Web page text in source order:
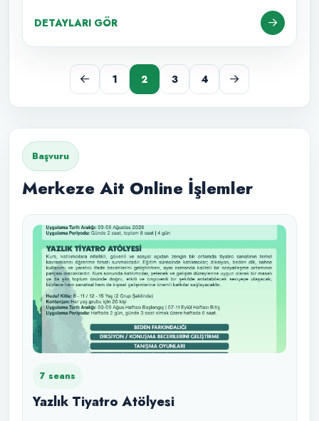
DETAYLARI GÖR
1 2 3 4
Başvuru
Merkeze Ait Online İşlemler
7 seans
Yazlık Tiyatro Atölyesi